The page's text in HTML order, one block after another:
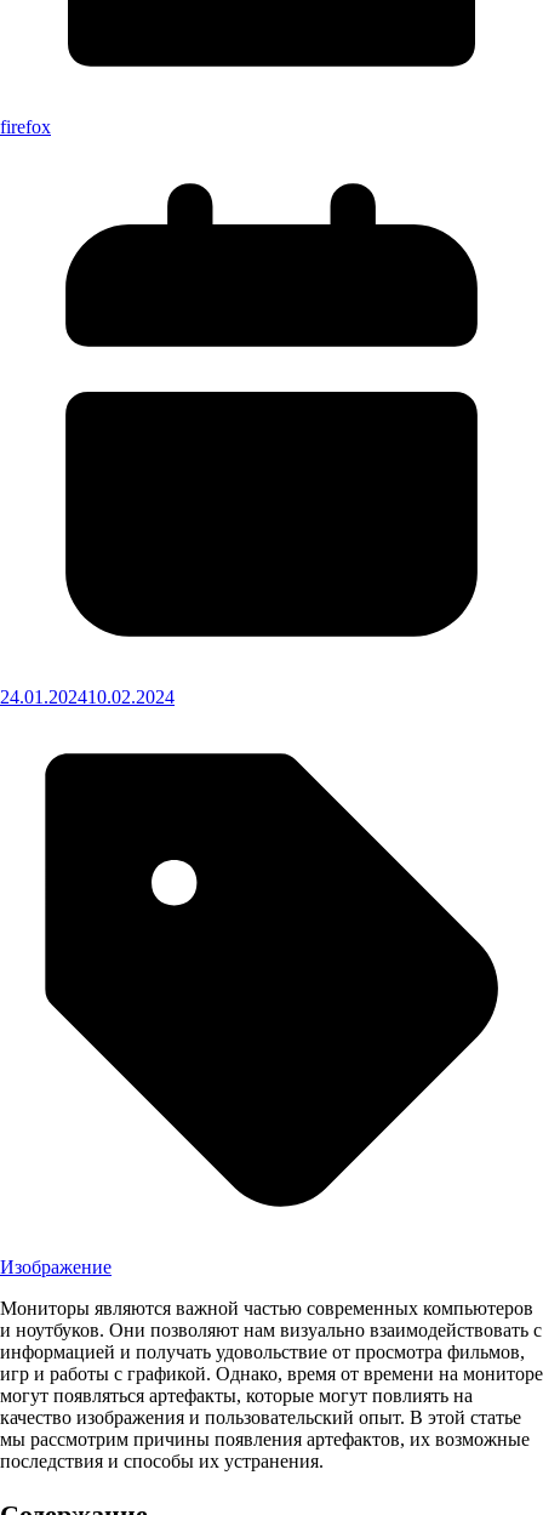
firefox
24.01.202410.02.2024
Изображение
Мониторы являются важной частью современных компьютеров
и ноутбуков. Они позволяют нам визуально взаимодействовать с
информацией и получать удовольствие от просмотра фильмов,
игр и работы с графикой. Однако, время от времени на мониторе
могут появляться артефакты, которые могут повлиять на
качество изображения и пользовательский опыт. В этой статье
мы рассмотрим причины появления артефактов, их возможные
последствия и способы их устранения.